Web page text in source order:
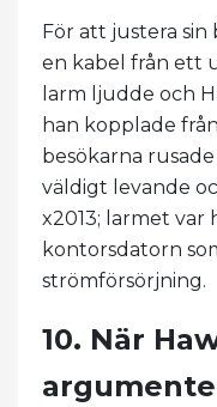
För att justera
en kabel från ett
larm ljudde och
han kopplade
besökarna
väldigt levande
x2013; larmet
kontorsdatorn
strömförsörjning.
10. När